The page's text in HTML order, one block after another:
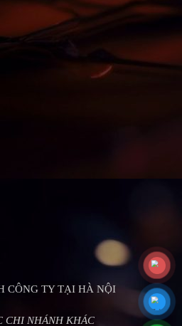
CÔNG TY TẠI HÀ NỘI
CHI NHÁNH KHÁC